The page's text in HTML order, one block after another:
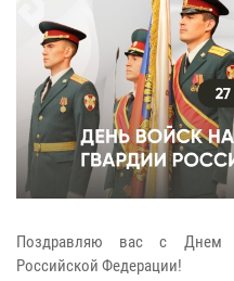
Поздравляю вас с Днем
Российской Федерации!